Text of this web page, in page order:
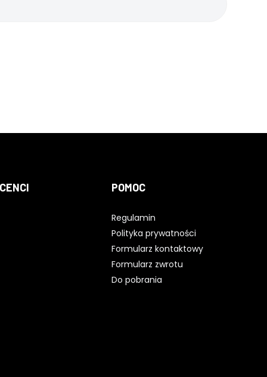
POMOC
Regulamin
Polityka prywatności
Formularz kontaktowy
Formularz zwrotu
Do pobrania